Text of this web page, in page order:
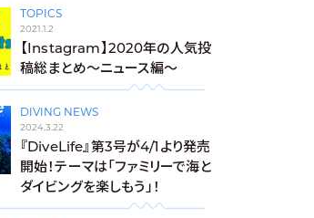
TOPICS
2021.1.2
【Instagram】2020年の人気投
稿総まとめ〜ニュース編〜
DIVING NEWS
2024.3.22
『DiveLife』第3号が4/1より発売
開始！テーマは「ファミリーで海と
ダイビングを楽しもう」！